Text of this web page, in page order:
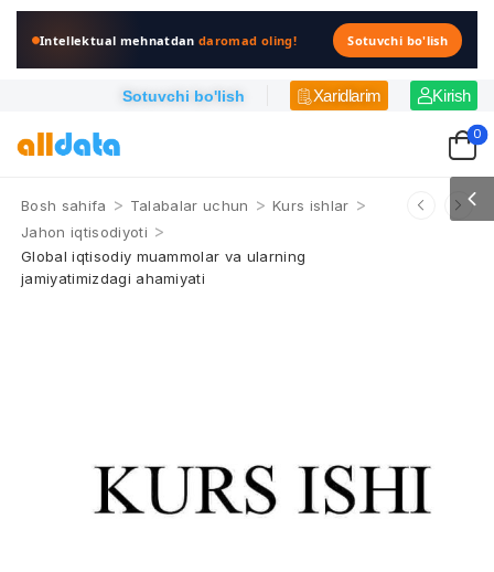
Intellektual mehnatdandaromad oling! Sotuvchi bo'lish
Sotuvchi bo'lish Xaridlarim Kirish
0
Bosh sahifa > Talabalar uchun > Kurs ishlar >
Jahon iqtisodiyoti >
Global iqtisodiy muammolar va ularning
jamiyatimizdagi ahamiyati